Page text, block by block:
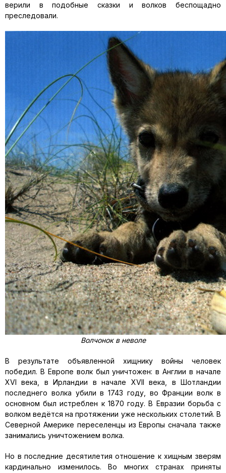
верили в подобные сказки и волков беспощадно
преследовали.
Волчонок в неволе
В результате объявленной хищнику войны человек
победил. В Европе волк был уничтожен: в Англии в начале
XVI века, в Ирландии в начале XVII века, в Шотландии
последнего волка убили в 1743 году, во Франции волк в
основном был истреблен к 1870 году. В Евразии борьба с
волком ведётся на протяжении уже нескольких столетий. В
Северной Америке переселенцы из Европы сначала также
занимались уничтожением волка.
Но в последние десятилетия отношение к хищным зверям
кардинально изменилось. Во многих странах приняты